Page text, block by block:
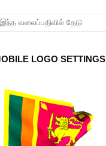
LOGO SETTINGS